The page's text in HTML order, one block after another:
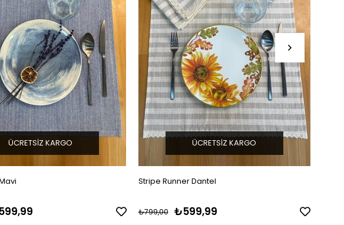
ÜCRETSIZ KARGO
Stripe Runner Dantel
₺599,99
₺799,00
ÜCRETSIZ KARGO